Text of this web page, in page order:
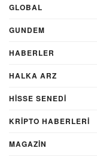
GLOBAL
GUNDEM
HABERLER
HALKA ARZ
HİSSE SENEDİ
KRIPTO HABERLERI
MAGAZİN